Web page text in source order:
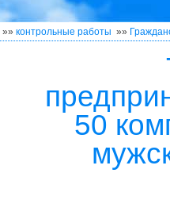
»» контрольные работы »»
50